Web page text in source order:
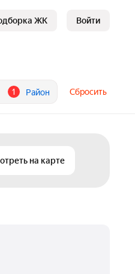
ЖК Войти
1 Район Сбросить
на карте